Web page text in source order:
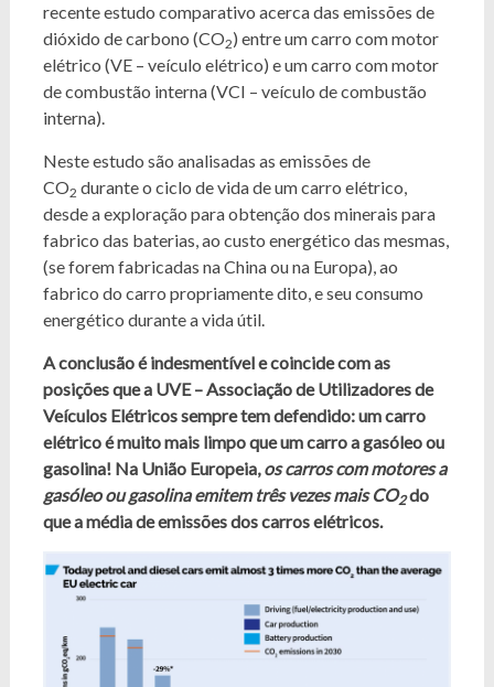
recente estudo comparativo acerca das emissões de
dióxido de carbono (CO2) entre um carro com motor
elétrico (VE – veículo elétrico) e um carro com motor
de combustão interna (VCI – veículo de combustão
interna).
Neste estudo são analisadas as emissões de
CO2 durante o ciclo de vida de um carro elétrico,
desde a exploração para obtenção dos minerais para
fabrico das baterias, ao custo energético das mesmas,
(se forem fabricadas na China ou na Europa), ao
fabrico do carro propriamente dito, e seu consumo
energético durante a vida útil.
A conclusão é indesmentível e coincide com as
posições que a UVE – Associação de Utilizadores de
Veículos Elétricos sempre tem defendido: um carro
elétrico é muito mais limpo que um carro a gasóleo ou
gasolina! Na União Europeia,os carros com motores a
gasóleo ou gasolina emitem três vezes mais CO2do
que a média de emissões dos carros elétricos.